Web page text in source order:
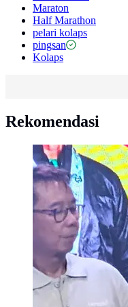
Maraton
Half Marathon
pelari kolaps
pingsan
Kolaps
Rekomendasi